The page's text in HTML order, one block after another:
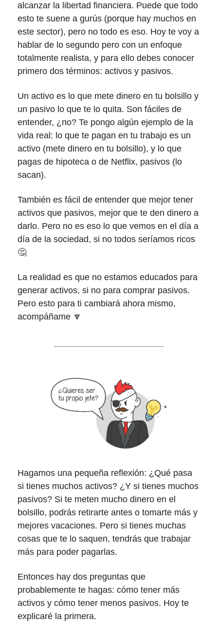
alcanzar la libertad financiera. Puede que todo
esto te suene a gurús (porque hay muchos en
este sector), pero no todo es eso. Hoy te voy a
hablar de lo segundo pero con un enfoque
totalmente realista, y para ello debes conocer
primero dos términos: activos y pasivos.
Un activo es lo que mete dinero en tu bolsillo y
un pasivo lo que te lo quita. Son fáciles de
entender, ¿no? Te pongo algún ejemplo de la
vida real: lo que te pagan en tu trabajo es un
activo (mete dinero en tu bolsillo), y lo que
pagas de hipoteca o de Netflix, pasivos (lo
sacan).
También es fácil de entender que mejor tener
activos que pasivos, mejor que te den dinero a
darlo. Pero no es eso lo que vemos en el día a
día de la sociedad, si no todos seríamos ricos
🤔
La realidad es que no estamos educados para
generar activos, si no para comprar pasivos.
Pero esto para ti cambiará ahora mismo,
acompáñame 🔽
Hagamos una pequeña reflexión: ¿Qué pasa
si tienes muchos activos? ¿Y si tienes muchos
pasivos? Si te meten mucho dinero en el
bolsillo, podrás retirarte antes o tomarte más y
mejores vacaciones. Pero si tienes muchas
cosas que te lo saquen, tendrás que trabajar
más para poder pagarlas.
Entonces hay dos preguntas que
probablemente te hagas: cómo tener más
activos y cómo tener menos pasivos. Hoy te
explicaré la primera.